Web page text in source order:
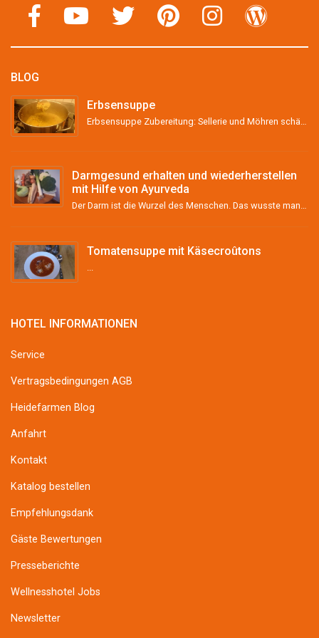
BLOG
Erbsensuppe
Erbsensuppe Zubereitung: Sellerie und Möhren schälen, grob stückeln und &#8211; wenn vorhanden &#...
Darmgesund erhalten und wiederherstellen
mit Hilfe von Ayurveda
Der Darm ist die Wurzel des Menschen. Das wusste man schon im Altertum und vor über 2000 Jahren im ...
Tomatensuppe mit Käsecroûtons
...
HOTEL INFORMATIONEN
Service
Vertragsbedingungen AGB
Heidefarmen Blog
Anfahrt
Kontakt
Katalog bestellen
Empfehlungsdank
Gäste Bewertungen
Presseberichte
Wellnesshotel Jobs
Newsletter